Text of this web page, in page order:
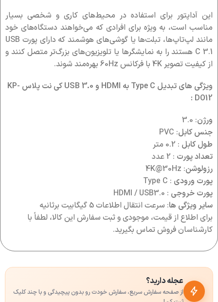
این آداپتور برای استفاده در محیط‌های کاری و شخصی بسیار
مناسب است، به ویژه برای افرادی که می‌خواهند دستگاه‌های خود
مانند لپ‌تاپ‌ها، تبلت‌ها یا گوشی‌های هوشمند که دارای پورت USB
C 3.1 هستند را به نمایشگرها یا تلویزیون‌های بزرگ‌تر متصل کنند و
از کیفیت تصویر 4K با فرکانس 60Hz بهره‌مند شوند.
ویژگی های تبدیل Type C به HDMI و USB 3.0 کی نت پلاس KP-
DO12 :
ورژن: 3.0
جنس کابل: PVC
طول کابل : 0.2 متر
تعداد پورت : 2 عدد
رزولوشن: 4K@30Hz
پورت ورودی : Type C
پورت خروجی : HDMI / USB3.0
سایر ویژگی ها: سرعت انتقال اطلاعات 5 گیگابیت برثانیه
برای اطلاع از قیمت، موجودی و ثبت سفارش این کالا، لطفاً با
کارشناسان فروش تماس بگیرید.
عجله دارید؟
از صفحه سفارش سریع، سفارش خودت رو بدون پیچیدگی و با چند کلیک